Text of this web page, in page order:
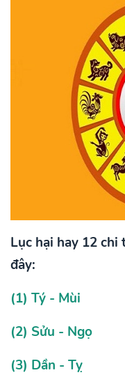
Lục hại hay 12 chi
đây:
(1) Tý - Mùi
(2) Sửu - Ngọ
(3) Dần - Tỵ